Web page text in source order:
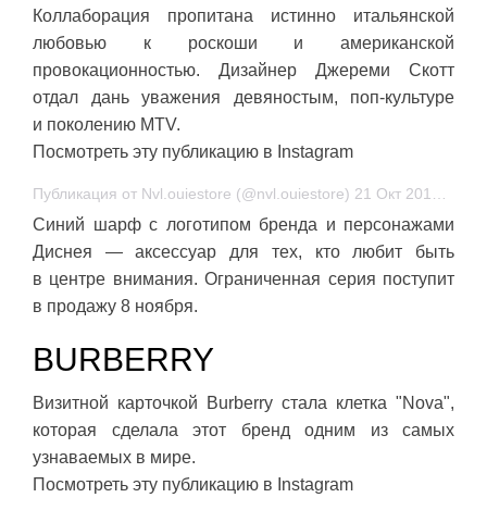
Коллаборация пропитана истинно итальянской
любовью к роскоши и американской
провокационностью. Дизайнер Джереми Скотт
отдал дань уважения девяностым, поп-культуре
и поколению MTV.
Посмотреть эту публикацию в Instagram
Публикация от Nvl.ouiestore (@nvl.ouiestore) 21 Окт 2018 в 5:42 PDT
Синий шарф с логотипом бренда и персонажами
Диснея — аксессуар для тех, кто любит быть
в центре внимания. Ограниченная серия поступит
в продажу 8 ноября.
BURBERRY
Визитной карточкой Burberry стала клетка "Nova",
которая сделала этот бренд одним из самых
узнаваемых в мире.
Посмотреть эту публикацию в Instagram